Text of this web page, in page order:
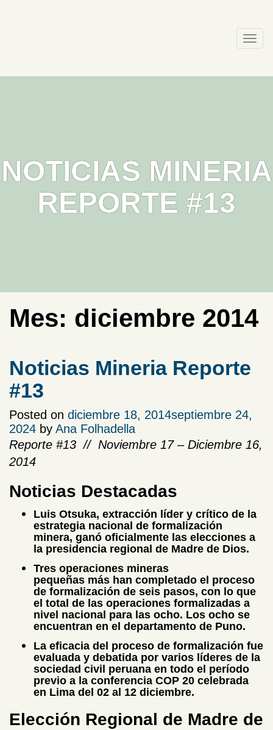
NOTICIAS MINERIA
REPORTE #13
Mes: diciembre 2014
Noticias Mineria Reporte
#13
Posted on diciembre 18, 2014septiembre 24,
2024 by Ana Folhadella
Reporte #13 // Noviembre 17 – Diciembre 16,
2014
Noticias Destacadas
Luis Otsuka, extracción líder y crítico de la
estrategia nacional de formalización
minera, ganó oficialmente las elecciones a
la presidencia regional de Madre de Dios.
Tres operaciones mineras
pequeñas más han completado el proceso
de formalización de seis pasos, con lo que
el total de las operaciones formalizadas a
nivel nacional para las ocho. Los ocho se
encuentran en el departamento de Puno.
La eficacia del proceso de formalización fue
evaluada y debatida por varios líderes de la
sociedad civil peruana en todo el período
previo a la conferencia COP 20 celebrada
en Lima del 02 al 12 diciembre.
Elección Regional de Madre de